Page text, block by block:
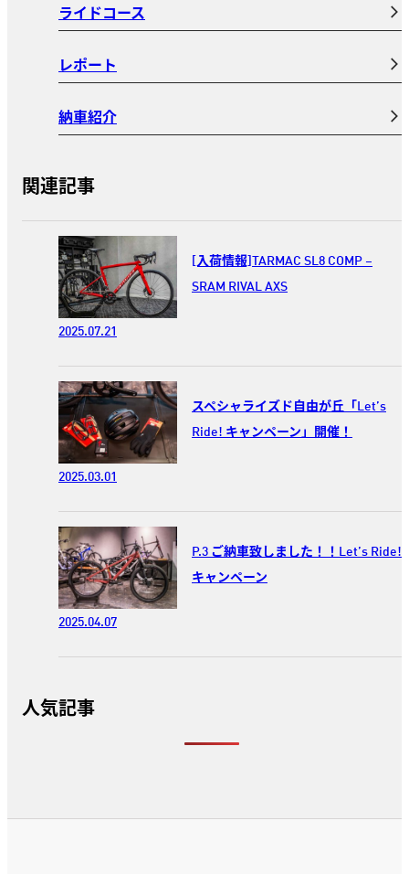
ライドコース
レポート
納車紹介
関連記事
[入荷情報]TARMAC SL8 COMP –
SRAM RIVAL AXS
2025.07.21
スペシャライズド自由が丘「Let’s
Ride! キャンペーン」開催！
2025.03.01
P.3 ご納車致しました！！Let’s Ride!
キャンペーン
2025.04.07
人気記事